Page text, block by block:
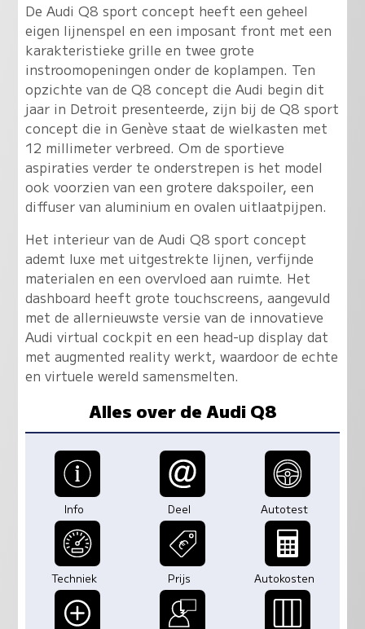
De Audi Q8 sport concept heeft een geheel
eigen lijnenspel en een imposant front met een
karakteristieke grille en twee grote
instroomopeningen onder de koplampen. Ten
opzichte van de Q8 concept die Audi begin dit
jaar in Detroit presenteerde, zijn bij de Q8 sport
concept die in Genève staat de wielkasten met
12 millimeter verbreed. Om de sportieve
aspiraties verder te onderstrepen is het model
ook voorzien van een grotere dakspoiler, een
diffuser van aluminium en ovalen uitlaatpijpen.
Het interieur van de Audi Q8 sport concept
ademt luxe met uitgestrekte lijnen, verfijnde
materialen en een overvloed aan ruimte. Het
dashboard heeft grote touchscreens, aangevuld
met de allernieuwste versie van de innovatieve
Audi virtual cockpit en een head-up display dat
met augmented reality werkt, waardoor de echte
en virtuele wereld samensmelten.
Alles over de Audi Q8
Info Deel Autotest
Techniek Prijs Autokosten